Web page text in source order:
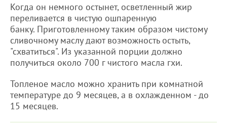
Когда он немного остынет, осветленный жир
переливается в чистую ошпаренную
банку. Приготовленному таким образом чистому
сливочному маслу дают возможность остыть,
"схватиться". Из указанной порции должно
получиться около 700 г чистого масла гхи.
Топленое масло можно хранить при комнатной
температуре до 9 месяцев, а в охлажденном - до
15 месяцев.